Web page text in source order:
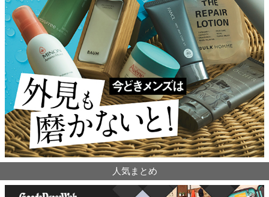
人気まとめ